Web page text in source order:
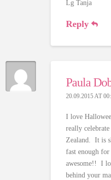
Lg Tanja
Reply
Paula
20.09.2015 AT
I love
really
Zealand. It is
fast enough
awesome!! I
behind your